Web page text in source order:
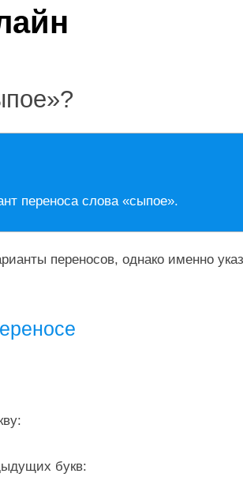
переноса слова «сыпое».
переносов, однако именно
букв: